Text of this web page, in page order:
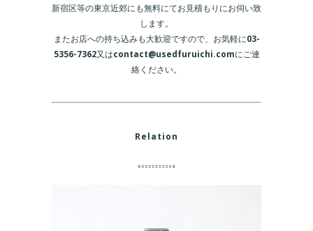
新宿区等の東京近郊にも無料にてお見積もりにお伺い致
します。
またお店への持ち込みも大歓迎ですので、お気軽に03-
5356-7362又はcontact@usedfuruichi.comにご連
絡ください。
Relation